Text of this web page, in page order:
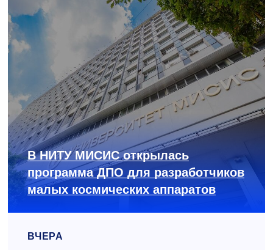
В НИТУ МИСИС открылась
программа ДПО для разработчиков
малых космических аппаратов
ВЧЕРА